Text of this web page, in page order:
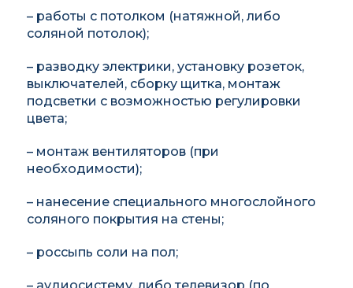
– работы с потолком (натяжной, либо
соляной потолок);
– разводку электрики, установку розеток,
выключателей, сборку щитка, монтаж
подсветки с возможностью регулировки
цвета;
– монтаж вентиляторов (при
необходимости);
– нанесение специального многослойного
соляного покрытия на стены;
– россыпь соли на пол;